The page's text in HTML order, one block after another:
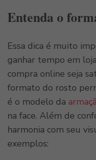
Entenda o
Essa dica é muito
ganhar tempo em
compra online seja
formato do rosto
é o modelo da
na face. Além de
harmonia com seu
exemplos: